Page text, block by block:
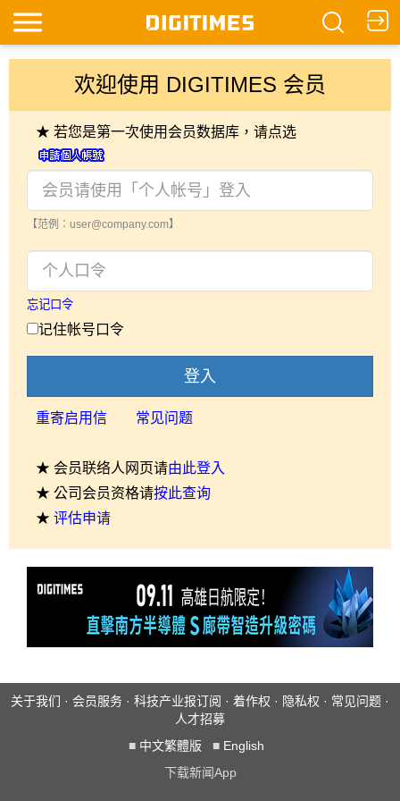
欢迎使用 DIGITIMES 会员
★ 若您是第一次使用会员数据库，请点选
【范例：user@company.com】
忘记口令
记住帐号口令
登入
重寄启用信 常见问题
★ 会员联络人网页请由此登入
★ 公司会员资格请按此查询
★ 评估申请
关于我们 · 会员服务 · 科技产业报订阅 · 着作权 · 隐私权 · 常见问题 ·
人才招募
■ 中文繁體版 ■ English
下载新闻App